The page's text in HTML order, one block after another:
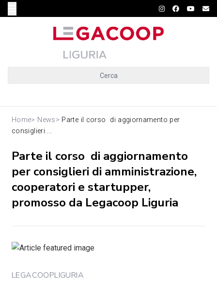
Cerca
Home> News> Parte il corso di aggiornamento per
consiglieri ...
Parte il corso di aggiornamento
per consiglieri di amministrazione,
cooperatori e startupper,
promosso da Legacoop Liguria
LEGACOOPLIGURIA